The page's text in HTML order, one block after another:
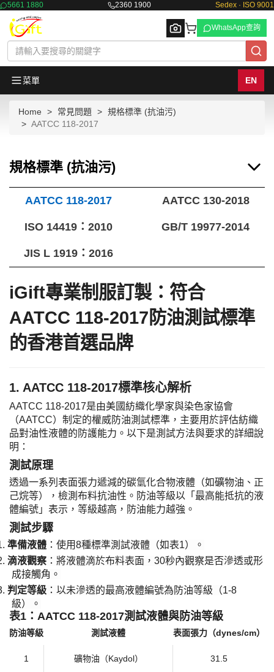
5661 1880 2360 1900 Sedex · ISO 9001
Browse
WhatsApp查詢
菜單 EN
Home 常見問題
規格標準 (抗油污)
AATCC 118-2017
規格標準 (抗油污)
AATCC 118-2017 AATCC 130-2018
ISO 14419：2010 GB/T 19977-2014
JIS L 1919：2016
​iGift專業制服訂製：符合
AATCC 118-2017防油測試標準
的香港首選品牌
1. AATCC 118-2017標準核心解析​
AATCC 118-2017是由美國紡織化學家與染色家協會
（AATCC）制定的權威防油測試標準，主要用於評估紡織
品對油性液體的防護能力。以下是測試方法與要求的詳細說
明：
​測試原理​
透過一系列表面張力遞減的碳氫化合物液體（如礦物油、正
己烷等），檢測布料抗油性。防油等級以「最高能抵抗的液
體編號」表示，等級越高，防油能力越強。
​測試步驟​
​準備液體​ ​：使用8種標準測試液體（如表1）。
​滴液觀察​ ​：將液體滴於布料表面，30秒內觀察是否滲透或形
成接觸角。
​判定等級​ ​：以未滲透的最高液體編號為防油等級（1-8
級）。
​表1：AATCC 118-2017測試液體與防油等級​
防油等級 測試液體 表面張力（dynes/cm）
1 礦物油（Kaydol） 31.5